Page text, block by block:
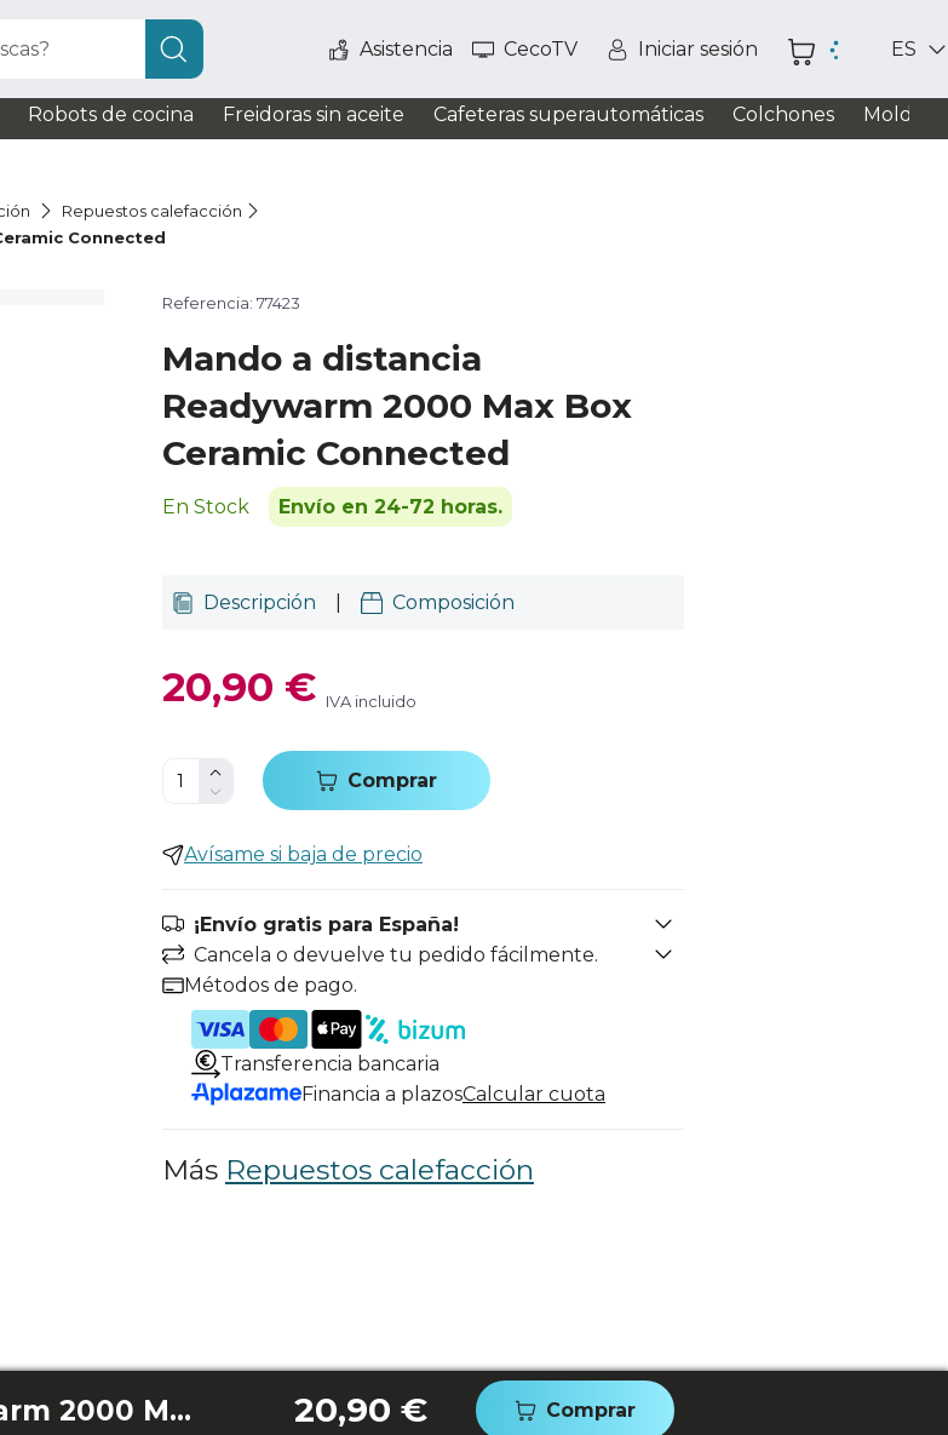
Asistencia CecoTV Iniciar sesión ES
Robots de cocina Freidoras sin aceite Cafeteras superautomáticas Colchones
Repuestos calefacción
Connected
Referencia: 77423
Mando a distancia
Readywarm 2000 Max Box
Ceramic Connected
En Stock Envío en 24-72 horas.
Descripción Composición
20,90 € IVA incluido
Comprar
Avísame si baja de precio
¡Envío gratis para España!
Cancela o devuelve tu pedido fácilmente.
Métodos de pago.
Transferencia bancaria
Financia a plazosCalcular cuota
Más Repuestos calefacción
Mando a distancia Readywarm 2000 Max Box Ceramic Connected 20,90 € Comprar